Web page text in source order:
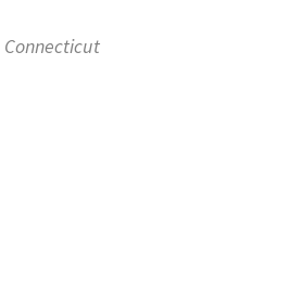
Connecticut